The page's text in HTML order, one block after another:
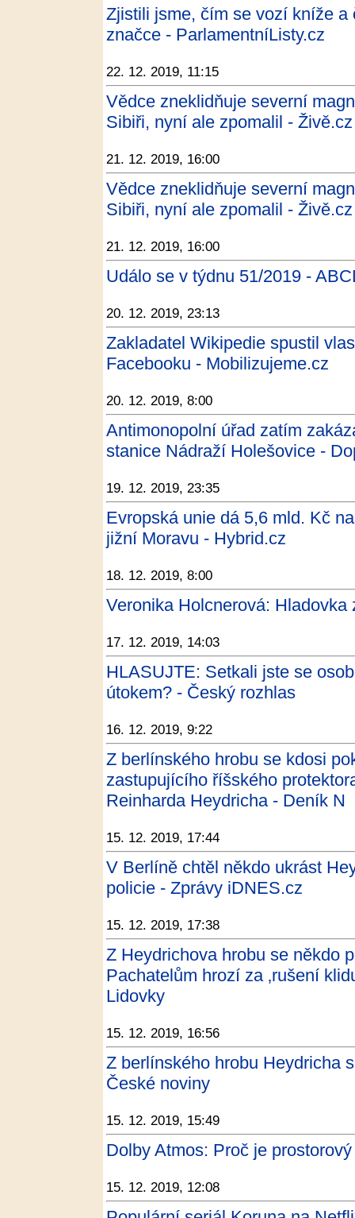
Zjistili jsme, čím se vozí kníže
značce - ParlamentníListy.cz
22. 12. 2019, 11:15
Vědce zneklidňuje severní
Sibiři, nyní ale zpomalil - Živě.cz
21. 12. 2019, 16:00
Vědce zneklidňuje severní
Sibiři, nyní ale zpomalil - Živě.cz
21. 12. 2019, 16:00
Událo se v týdnu 51/2019 -
20. 12. 2019, 23:13
Zakladatel Wikipedie spustil
Facebooku - Mobilizujeme.cz
20. 12. 2019, 8:00
Antimonopolní úřad zatím
stanice Nádraží Holešovice -
19. 12. 2019, 23:35
Evropská unie dá 5,6 mld. Kč
jižní Moravu - Hybrid.cz
18. 12. 2019, 8:00
Veronika Holcnerová:
17. 12. 2019, 14:03
HLASUJTE: Setkali jste se
útokem? - Český rozhlas
16. 12. 2019, 9:22
Z berlínského hrobu se kdosi
zastupujícího říšského
Reinharda Heydricha - Deník N
15. 12. 2019, 17:44
V Berlíně chtěl někdo ukrást
policie - Zprávy iDNES.cz
15. 12. 2019, 17:38
Z Heydrichova hrobu se někdo
Pachatelům hrozí za ‚rušení
Lidovky
15. 12. 2019, 16:56
Z berlínského hrobu Heydricha
České noviny
15. 12. 2019, 15:49
Dolby Atmos: Proč je
15. 12. 2019, 12:08